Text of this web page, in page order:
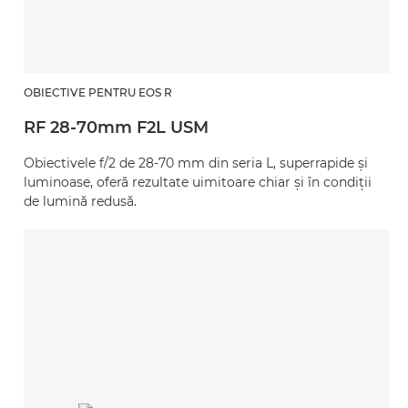
OBIECTIVE PENTRU EOS R
RF 28-70mm F2L USM
Obiectivele f/2 de 28-70 mm din seria L, superrapide şi
luminoase, oferă rezultate uimitoare chiar şi în condiţii
de lumină redusă.